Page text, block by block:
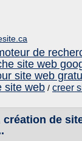
de
site web
site web
site web / creer
création de